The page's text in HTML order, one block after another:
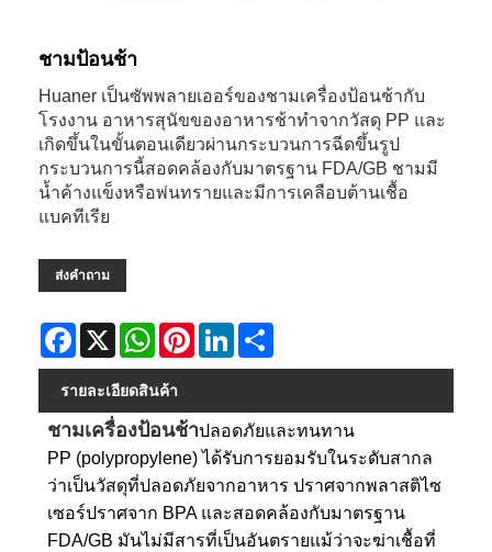
ชามป้อนช้า
Huaner เป็นซัพพลายเออร์ของชามเครื่องป้อนช้ากับ
โรงงาน อาหารสุนัขของอาหารช้าทำจากวัสดุ PP และ
เกิดขึ้นในขั้นตอนเดียวผ่านกระบวนการฉีดขึ้นรูป
กระบวนการนี้สอดคล้องกับมาตรฐาน FDA/GB ชามมี
น้ำค้างแข็งหรือพ่นทรายและมีการเคลือบต้านเชื้อ
แบคทีเรีย
ส่งคำถาม
Facebook
X WhatsAppPinterestLinkedIn
รายละเอียดสินค้า
ชามเครื่องป้อนช้าปลอดภัยและทนทาน
PP (polypropylene) ได้รับการยอมรับในระดับสากล
ว่าเป็นวัสดุที่ปลอดภัยจากอาหาร ปราศจากพลาสติไซ
เซอร์ปราศจาก BPA และสอดคล้องกับมาตรฐาน
FDA/GB มันไม่มีสารที่เป็นอันตรายแม้ว่าจะฆ่าเชื้อที่